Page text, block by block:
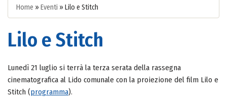
Home » Eventi » Lilo e Stitch
Lilo e Stitch
Lunedì 21 luglio si terrà la terza serata della rassegna
cinematografica al Lido comunale con la proiezione del film Lilo e
Stitch (programma).